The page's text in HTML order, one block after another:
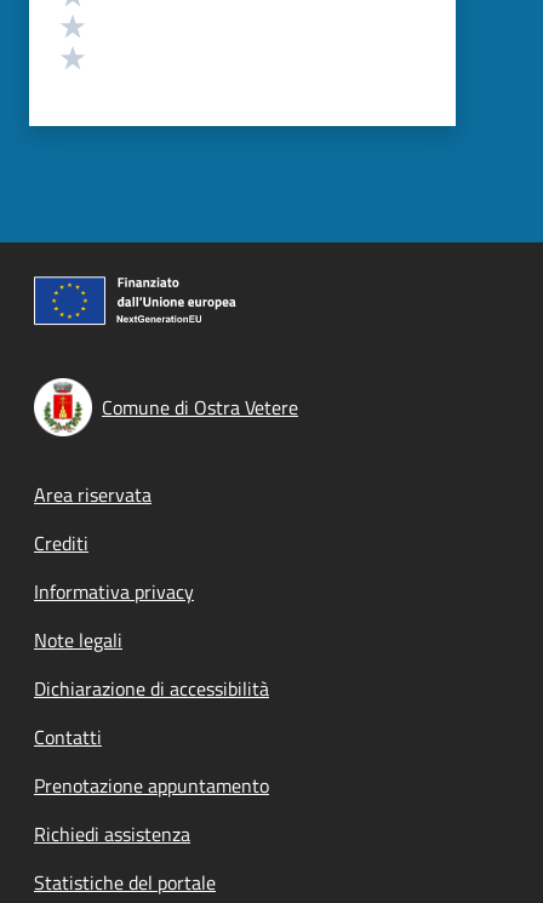
Comune di Ostra Vetere
Footer menu
Area riservata
Crediti
Informativa privacy
Note legali
Dichiarazione di accessibilità
Contatti
Prenotazione appuntamento
Richiedi assistenza
Statistiche del portale